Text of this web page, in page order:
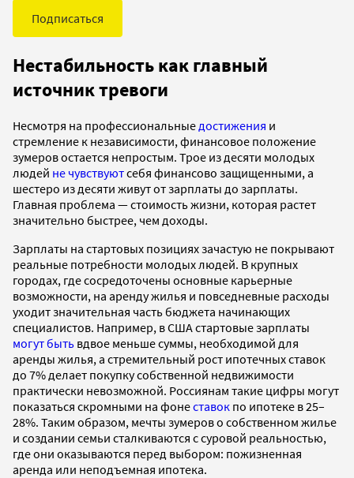
Подписаться
Нестабильность как главный
источник тревоги
Несмотря на профессиональные достижения и
стремление к независимости, финансовое положение
зумеров остается непростым. Трое из десяти молодых
людей не чувствуютсебя финансово защищенными, а
шестеро из десяти живут от зарплаты до зарплаты.
Главная проблема — стоимость жизни, которая растет
значительно быстрее, чем доходы.
Зарплаты на стартовых позициях зачастую не покрывают
реальные потребности молодых людей. В крупных
городах, где сосредоточены основные карьерные
возможности, на аренду жилья и повседневные расходы
уходит значительная часть бюджета начинающих
специалистов. Например, в США стартовые зарплаты
могут быть вдвое меньше суммы, необходимой для
аренды жилья, а стремительный рост ипотечных ставок
до 7% делает покупку собственной недвижимости
практически невозможной. Россиянам такие цифры могут
показаться скромными на фонеставок по ипотеке в 25–
28%. Таким образом, мечты зумеров о собственном жилье
и создании семьи сталкиваются с суровой реальностью,
где они оказываются перед выбором: пожизненная
аренда или неподъемная ипотека.